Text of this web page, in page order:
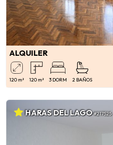
ALQUILER
120 m² 120 m² 3 DORM 2 BAÑOS
HARAS DEL LAGO#217525